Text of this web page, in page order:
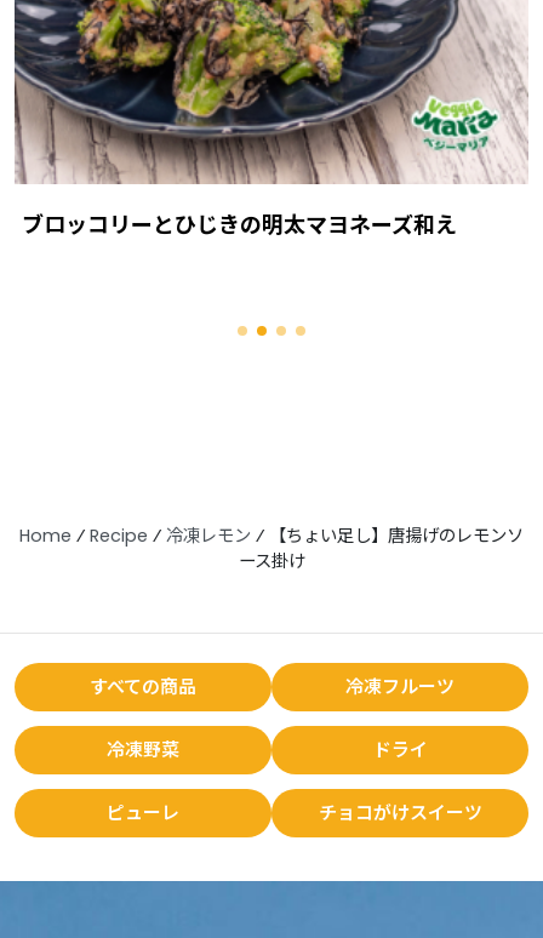
ブロッコリーとひじきの明太マヨネーズ和え
Home ⁄ Recipe ⁄ 冷凍レモン ⁄
【ちょい足し】唐揚げのレモンソ
ース掛け
すべての商品 冷凍フルーツ
冷凍野菜 ドライ
ピューレ チョコがけスイーツ